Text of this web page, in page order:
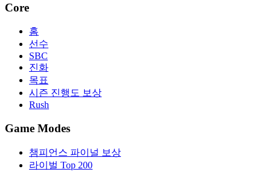
Core
홈
선수
SBC
진화
목표
시즌 진행도 보상
Rush
Game Modes
챔피언스 파이널 보상
라이벌 Top 200